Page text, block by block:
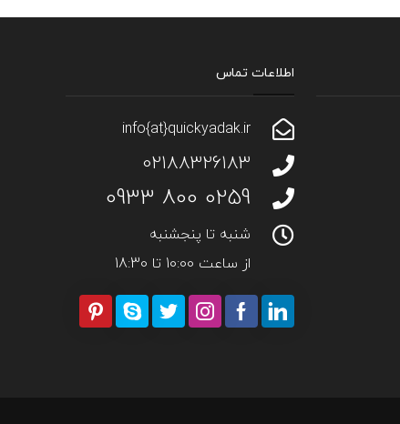
اطلاعات تماس
info{at}quickyadak.ir
02188326183
0259 800 0933
شنبه تا پنجشنبه
از ساعت 10:00 تا 18:30